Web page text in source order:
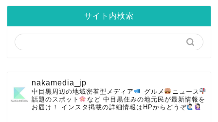
サイト内検索
nakamedia_jp
中目黒周辺の地域密着型メディア グルメ
ニュース
話題のスポット
など 中目黒住みの地元民が最新情報を
お届け！
インスタ掲載の詳細情報はHPからどうぞ